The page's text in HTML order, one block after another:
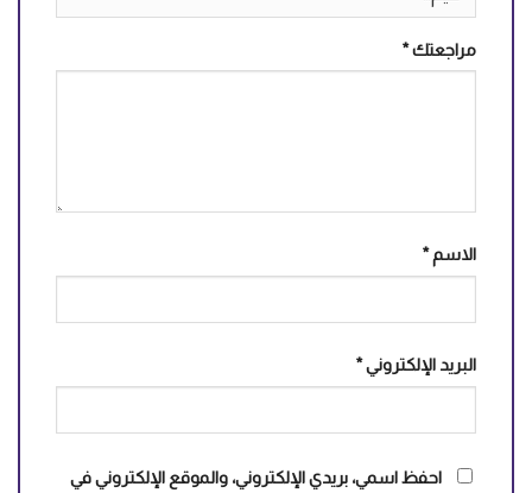
مراجعتك*
الاسم*
البريد الإلكتروني*
احفظ اسمي، بريدي الإلكتروني، والموقع الإلكتروني في